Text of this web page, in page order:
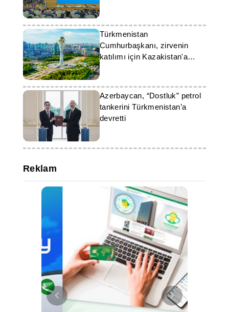
yönelik girişimleri açıkladı
Türkmenistan
Cumhurbaşkanı, zirvenin
katılımı için Kazakistan'a
geldi
Azerbaycan, “Dostluk” petrol
tankerini Türkmenistan’a
devretti
Reklam